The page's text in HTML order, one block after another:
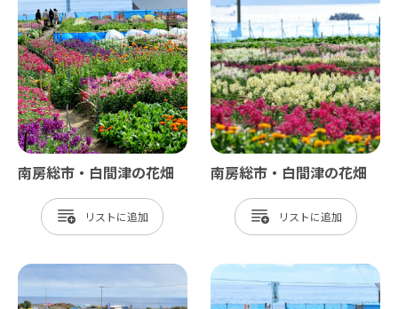
南房総市・白間津の花畑
リスト
南房総市・白間津の花畑
リスト